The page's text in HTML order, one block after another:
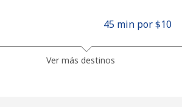
45 min por ⁦$10⁩
Ver más destinos